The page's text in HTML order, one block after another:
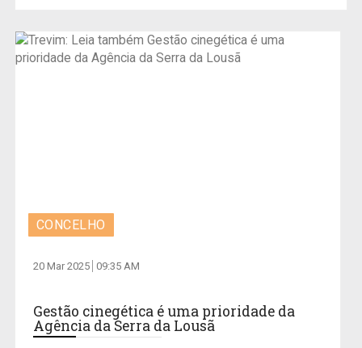
CONCELHO
20 Mar 2025 09:35 AM
Gestão cinegética é uma prioridade da
Agência da Serra da Lousã